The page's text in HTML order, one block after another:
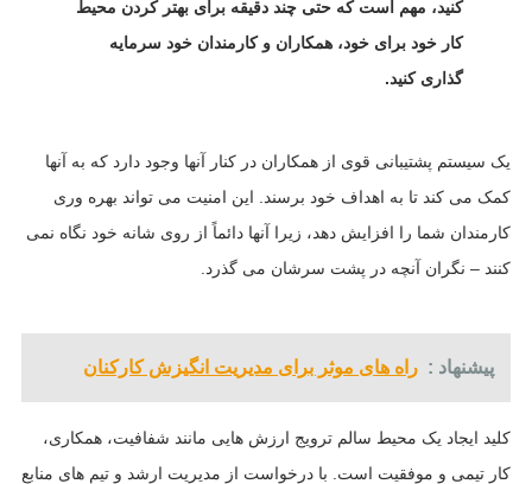
کنید، مهم است که حتی چند دقیقه برای بهتر کردن محیط
کار خود برای خود، همکاران و کارمندان خود سرمایه
گذاری کنید.
یک سیستم پشتیبانی قوی از همکاران در کنار آنها وجود دارد که به آنها
کمک می کند تا به اهداف خود برسند. این امنیت می تواند بهره وری
کارمندان شما را افزایش دهد، زیرا آنها دائماً از روی شانه خود نگاه نمی
کنند – نگران آنچه در پشت سرشان می گذرد.
پیشنهاد : راه های موثر برای مدیریت انگیزش کارکنان
کلید ایجاد یک محیط سالم ترویج ارزش هایی مانند شفافیت، همکاری،
کار تیمی و موفقیت است. با درخواست از مدیریت ارشد و تیم های منابع